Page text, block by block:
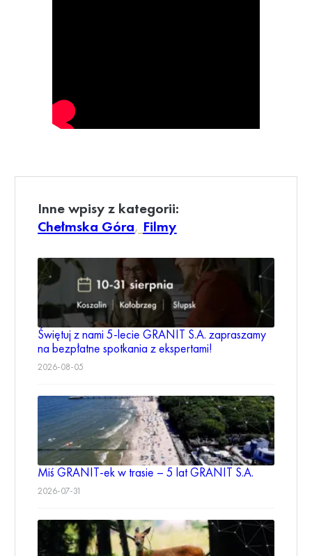
Inne wpisy z kategorii:
Chełmska Góra, Filmy
Świętuj z nami 5-lecie GRANIT S.A. zapraszamy
na bezpłatne spotkania z ekspertami!
2026-08-05
Miś GRANIT-ek w trasie – 5 lat GRANIT S.A.
2026-07-31